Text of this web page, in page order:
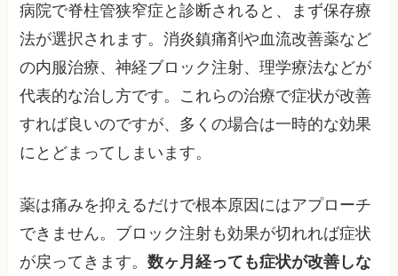
病院で脊柱管狭窄症と診断されると、まず保存療
法が選択されます。消炎鎮痛剤や血流改善薬など
の内服治療、神経ブロック注射、理学療法などが
代表的な治し方です。これらの治療で症状が改善
すれば良いのですが、多くの場合は一時的な効果
にとどまってしまいます。
薬は痛みを抑えるだけで根本原因にはアプローチ
できません。ブロック注射も効果が切れれば症状
が戻ってきます。数ヶ月経っても症状が改善しな